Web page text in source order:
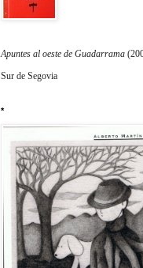
Apuntes al oeste de Guadarrama
Sur de Segovia
*